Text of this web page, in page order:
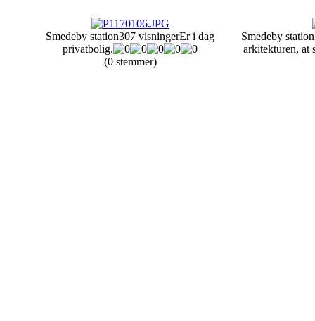
Smedeby station307 visningerEr i dag
privatbolig.
(0 stemmer)
Smedeby station
arkitekturen, at